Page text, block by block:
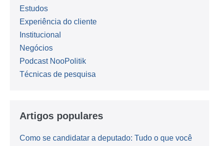
Estudos
Experiência do cliente
Institucional
Negócios
Podcast NooPolitik
Técnicas de pesquisa
Artigos populares
Como se candidatar a deputado: Tudo o que você